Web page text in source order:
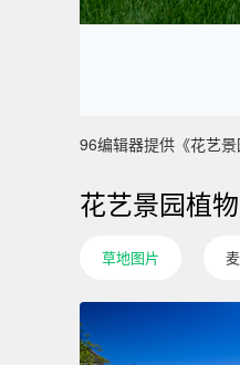
96编辑器提供《花艺
花艺景园植
草地图片